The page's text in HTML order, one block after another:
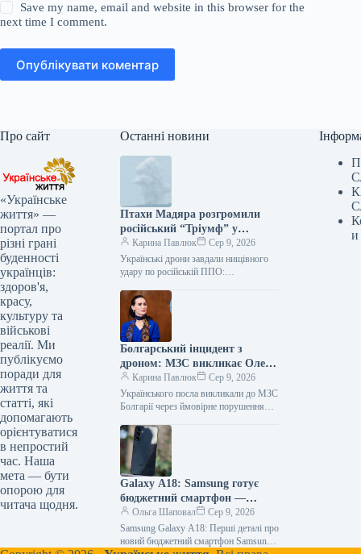
Save my name, email and website in this browser for the
next time I comment.
Опублікувати коментар
Про сайт
«Українське
життя» —
портал про
різні грані
буденності
українців:
здоров'я,
красу,
культуру та
військові
реалії. Ми
публікуємо
поради для
життя та
статті, які
допомагають
орієнтуватися
в непростий
час. Наша
мета — бути
опорою для
читача щодня.
Останні новини
Птахи Мадяра розгромили
російський “Тріумф” у
Геленджику
Карина Павлюк
Сер 9, 2026
Українські дрони завдали нищівного
удару по російській ППО:
чотири інші об’єкти Українські
захисники завдали потужного…
Болгарський інцидент з
дроном: МЗС викликає Олеся
Ілащука на розмову
Карина Павлюк
Сер 9, 2026
Українського посла викликали до МЗС
Болгарії через ймовірне порушення
закордонних справ Болгарії офіційно
запросило посла України, Олесю…
Galaxy A18: Samsung готує
бюджетний смартфон —
перші результати тестів
Ольга Шаповал
Сер 9, 2026
Samsung Galaxy A18: Перші деталі про
новий бюджетний смартфон Samsung,
и